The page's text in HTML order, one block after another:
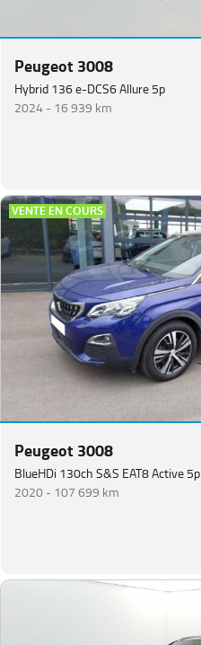
Peugeot 3008
Hybrid 136 e-DCS6 Allure 5p
2024 - 16 939 km
VENTE EN COURS
Peugeot 3008
BlueHDi 130ch S&S EAT8 Active 5p
2020 - 107 699 km